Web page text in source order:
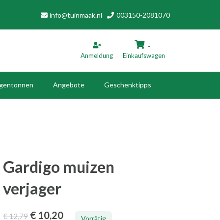
info@tuinmaak.nl 003150-2081070
Anmeldung
-
Einkaufswagen
Angebote Geschenktipps
Füllen Sie es mit Produkten.
Gardigo muizen
verjager
€ 12,79 € 10,20 Vorrätig